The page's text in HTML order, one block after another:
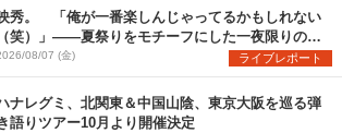
秀。 「俺が一番楽しんじゃってるかもしれない
（笑）」――夏祭りをモチーフにした一夜限りのス
シャルライブ『色祭』レポート
08/07 (金) ライブレポート
ナレグミ、北関東＆中国山陰、東京大阪を巡る弾
語りツアー10月より開催決定